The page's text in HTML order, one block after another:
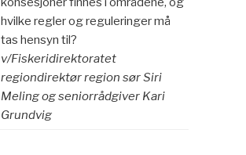
hvilke regler og reguleringer må
tas hensyn til?
v/Fiskeridirektoratet
regiondirektør region sør Siri
Meling og seniorrådgiver Kari
Grundvig